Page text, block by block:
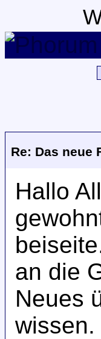
Re: Das neue
Hallo
an die
Neues
wissen.